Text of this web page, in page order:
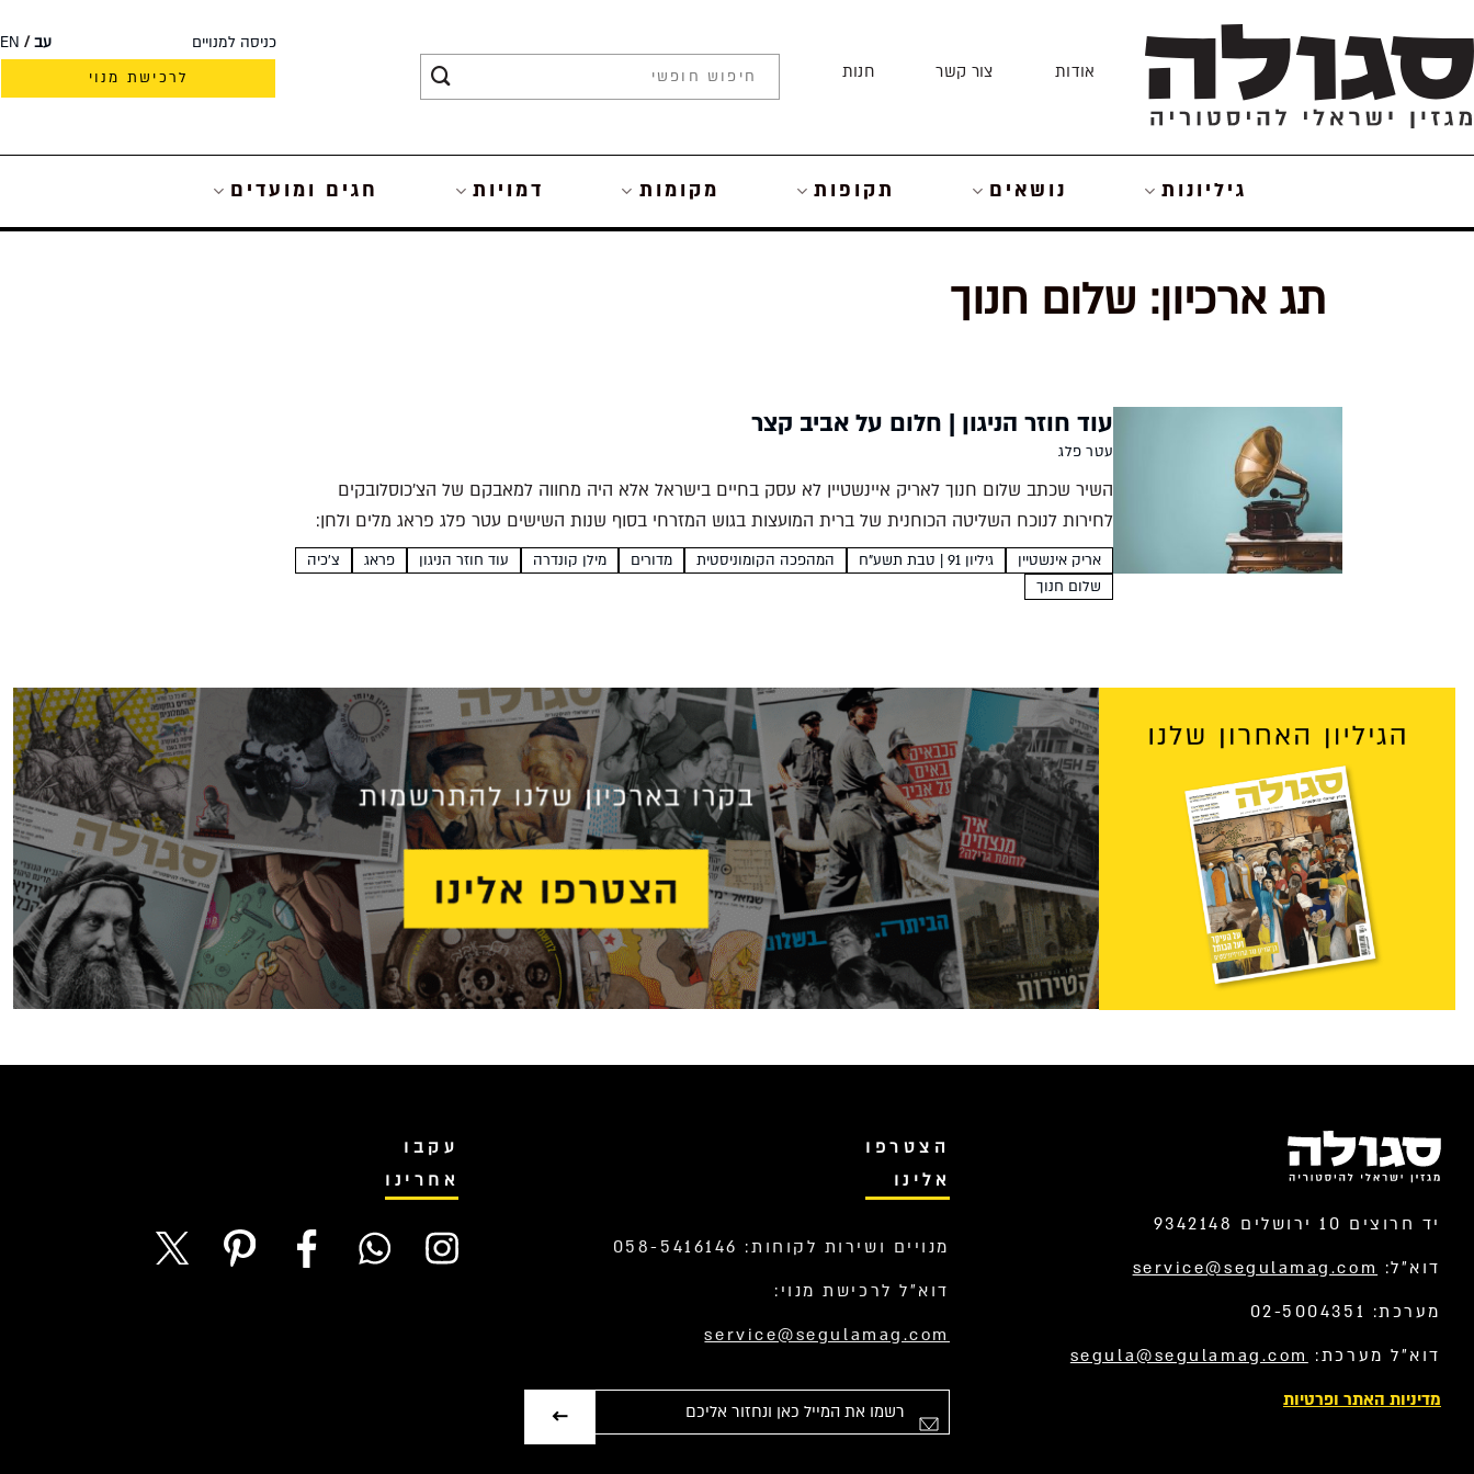
to
content
אודות צור קשר חנות
כניסה למנויים עב
EN
לרכישת מנוי
גיליונות נושאים תקופות מקומות דמויות חגים ומועדים
תג ארכיון: שלום חנוך
עוד חוזר הניגון | חלום על אביב קצר
עטר פלג
השיר שכתב שלום חנוך לאריק איינשטיין לא עסק בחיים בישראל אלא היה מחווה למאבקם של הצ'כוסלובקים
לחירות לנוכח השליטה הכוחנית של ברית המועצות בגוש המזרחי בסוף שנות השישים עטר פלג פראג מלים ולחן:
שלום חנוך...
אריק אינשטיין גיליון 91 | טבת תשע"ח המהפכה הקומוניסטית מדורים מילן קונדרה עוד חוזר הניגון פראג
צ'כיה
שלום חנוך
יד חרוצים 10 ירושלים 9342148
דוא”ל: service@segulamag.com
מערכת: 02-5004351
דוא”ל מערכת: segula@segulamag.com
מדיניות האתר ופרטיות
הצטרפו
אלינו
מנויים ושירות לקוחות: 058-5416146
דוא”ל לרכישת מנוי:
service@segulamag.com
עקבו
אחרינו